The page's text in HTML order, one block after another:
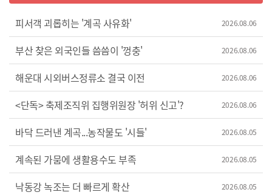
피서객 괴롭히는 '계곡 사유화' 2026.08.06
부산 찾은 외국인들 씀씀이 '껑충' 2026.08.06
해운대 시외버스정류소 결국 이전 2026.08.06
<단독> 축제조직위 집행위원장 '허위 신고'? 2026.08.06
바닥 드러낸 계곡...농작물도 '시들' 2026.08.05
계속된 가뭄에 생활용수도 부족 2026.08.05
낙동강 녹조는 더 빠르게 확산 2026.08.05